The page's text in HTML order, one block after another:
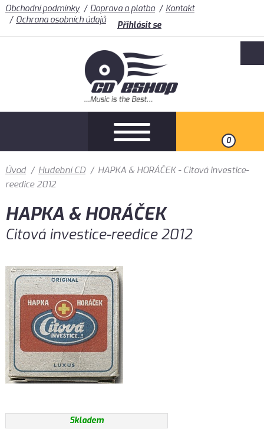
Obchodní podmínky Doprava a platba
Kontakt
Ochrana osobních údajů
Přihlásit se
0
Úvod / Hudební CD / HAPKA & HORÁČEK - Citová investice-
reedice 2012
HAPKA & HORÁČEK
Citová investice-reedice 2012
Skladem